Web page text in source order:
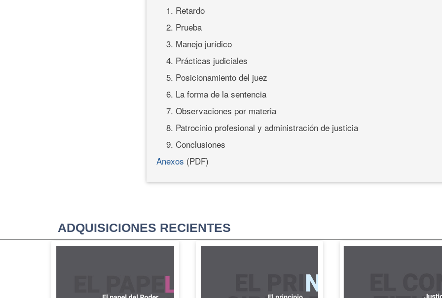
1. Retardo
2. Prueba
3. Manejo jurídico
4. Prácticas judiciales
5. Posicionamiento del juez
6. La forma de la sentencia
7. Observaciones por materia
8. Patrocinio profesional y administración de justicia
9. Conclusiones
Anexos (PDF)
ADQUISICIONES RECIENTES